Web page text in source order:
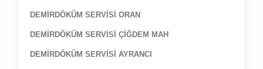
DEMİRDÖKÜM SERVİSİ ORAN
DEMİRDÖKÜM SERVİSİ ÇİĞDEM MAH
DEMİRDÖKÜM SERVİSİ AYRANCI